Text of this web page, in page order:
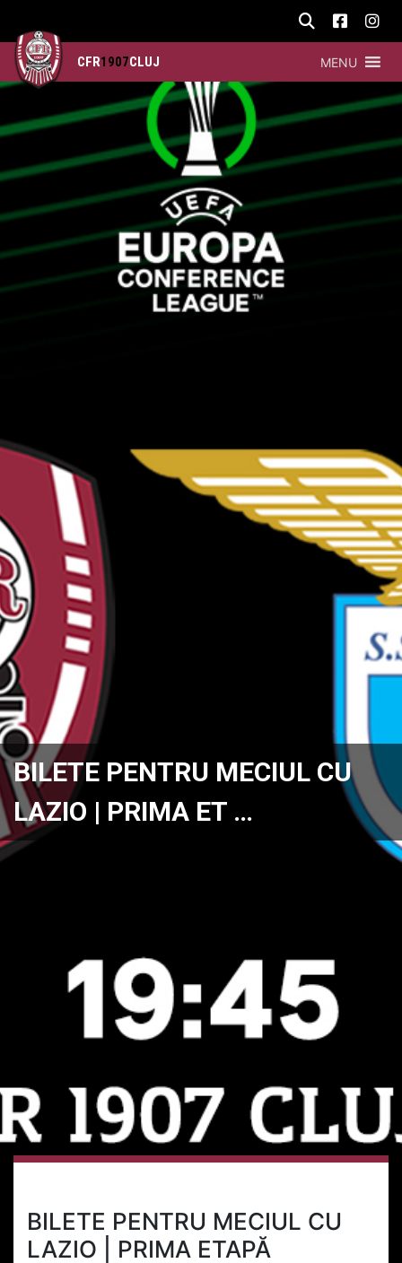
CFR1907CLUJ MENU
BILETE PENTRU MECIUL CU
LAZIO | PRIMA ET …
BILETE PENTRU MECIUL CU
LAZIO | PRIMA ETAPĂ